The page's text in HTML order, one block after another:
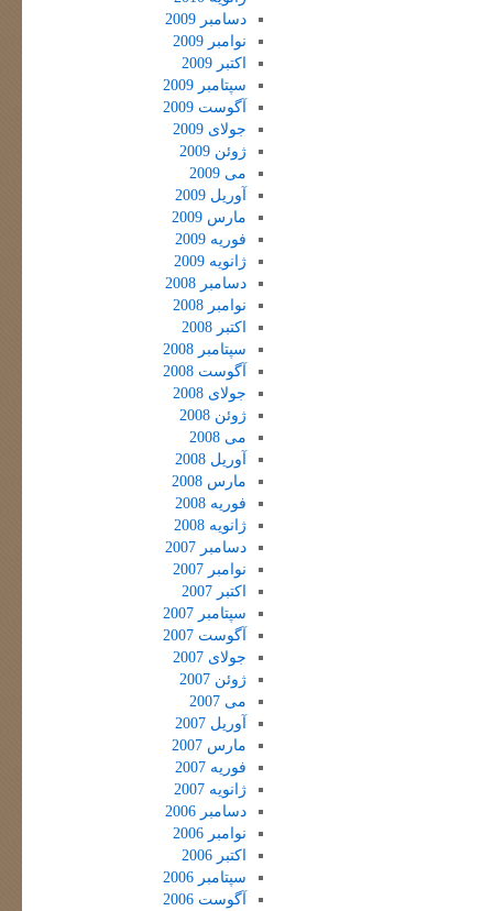
دسامبر 2009
نوامبر 2009
اکتبر 2009
سپتامبر 2009
آگوست 2009
جولای 2009
ژوئن 2009
می 2009
آوریل 2009
مارس 2009
فوریه 2009
ژانویه 2009
دسامبر 2008
نوامبر 2008
اکتبر 2008
سپتامبر 2008
آگوست 2008
جولای 2008
ژوئن 2008
می 2008
آوریل 2008
مارس 2008
فوریه 2008
ژانویه 2008
دسامبر 2007
نوامبر 2007
اکتبر 2007
سپتامبر 2007
آگوست 2007
جولای 2007
ژوئن 2007
می 2007
آوریل 2007
مارس 2007
فوریه 2007
ژانویه 2007
دسامبر 2006
نوامبر 2006
اکتبر 2006
سپتامبر 2006
آگوست 2006